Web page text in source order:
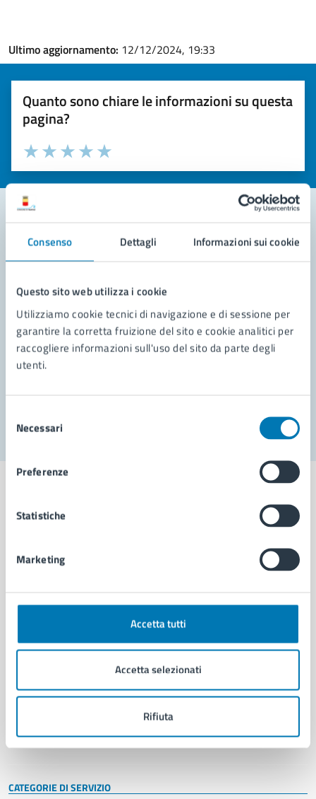
Consenso Dettagli Informazioni sui cookie
Questo sito web utilizza i cookie
Utilizziamo cookie tecnici di navigazione e di sessione per
garantire la corretta fruizione del sito e cookie analitici per
raccogliere informazioni sull'uso del sito da parte degli
utenti.
delNecessari
Preferenze
Statistiche
Marketing
Accetta tutti
Accetta selezionati
Rifiuta
Ultimo aggiornamento: 12/12/2024, 19:33
Quanto sono chiare le informazioni su questa
pagina?
Valuta la chiarezza delle informazioni (da 1 a 5 stelle)
Seleziona il numero di stelle per valutare la chiarezza delle
Valuta 5 stelle su 5
Valuta 4 stelle su 5
Valuta 3 stelle su 5
Valuta 2 stelle su 5
Valuta 1 stelle su 5
Contatta il comune
Richiedi assistenza
Prenota appuntamento
Problemi in città
Aree amministrative
Uffici
Politici
Intranet, posta aziendale e protocollo
CATEGORIE DI SERVIZIO